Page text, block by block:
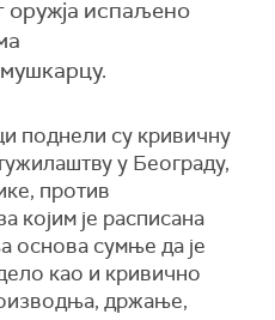
оружја испаљено
поднели су кривичну
у Београду,
против
којим је расписана
основа сумње да је
као и кривично
држање,